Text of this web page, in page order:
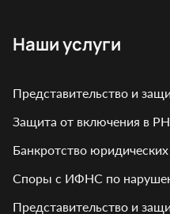
Наши услуги
Представительство и
Защита от включения в
Банкротство
Споры с ИФНС по
Представительство и